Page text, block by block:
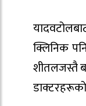
क्लिनिक
शीतलजस्तै